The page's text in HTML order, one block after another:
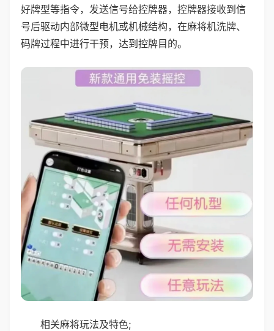
好牌型等指令，发送信号给控牌器，控牌器接收到信
号后驱动内部微型电机或机械结构，在麻将机洗牌、
码牌过程中进行干预，达到控牌目的。
相关麻将玩法及特色;